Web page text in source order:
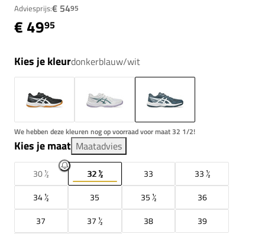
Adviesprijs:€ 5495
€ 4995
Kies je kleurdonkerblauw/wit
We hebben deze kleuren nog op voorraad voor maat 32 1/2!
Kies je maat Maatadvies
30 ½ 32 ½ 33
33 ½
34 ½
35 35 ½
36
37
37 ½ 38
39